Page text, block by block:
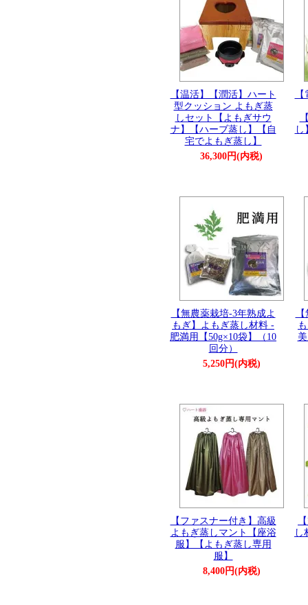
【温活】【潤活】ハート
型クッション よもぎ蒸
しセット【よもぎサウ
ナ】【ハーブ蒸し】【自
宅でよもぎ蒸し】
36,300円(内税)
【無農薬栽培-3年熟成よ
もぎ】よもぎ蒸し材料 -
肥満用【50g×10袋】（10
回分）
5,250円(内税)
【ファスナー付き】高級
よもぎ蒸しマント【座浴
服】【よもぎ蒸し専用
服】
8,400円(内税)
し